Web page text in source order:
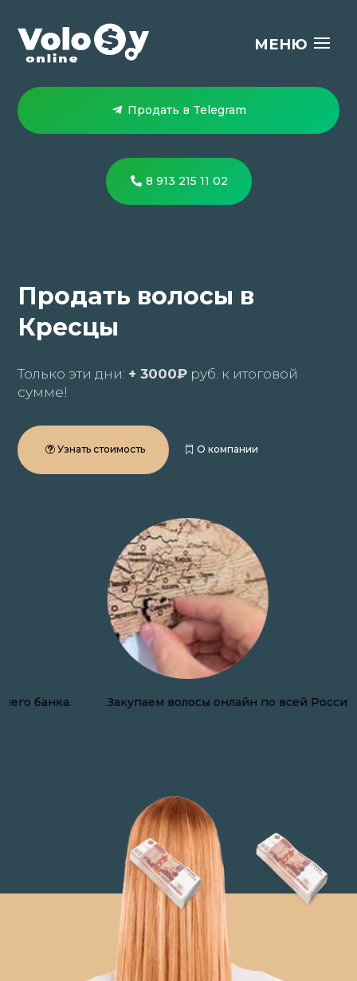
Продать в Telegram
8 913 215 11 02
Продать волосы в
Кресцы
Только эти дни: + 3000₽ руб. к итоговой
сумме!
Узнать стоимость О компании
Закупаем волосы онлайн по всей России.